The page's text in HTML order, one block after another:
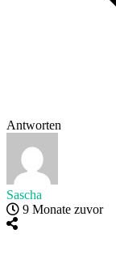
Antworten
Sascha
9 Monate zuvor